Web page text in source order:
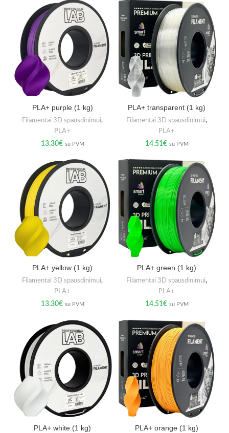
PLA+ purple (1 kg)
Filamentai 3D spausdinimui,
PLA+
13.30€ su PVM
PLA+ transparent (1 kg)
Filamentai 3D spausdinimui,
PLA+
14.51€ su PVM
PLA+ yellow (1 kg)
Filamentai 3D spausdinimui,
PLA+
13.30€ su PVM
PLA+ green (1 kg)
Filamentai 3D spausdinimui,
PLA+
14.51€ su PVM
PLA+ white (1 kg) PLA+ orange (1 kg)